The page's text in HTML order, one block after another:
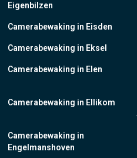
Eigenbilzen
Camerabewaking in Eisden
Camerabewaking in Eksel
Camerabewaking in Elen
Camerabewaking in Ellikom
Camerabewaking in
Engelmanshoven